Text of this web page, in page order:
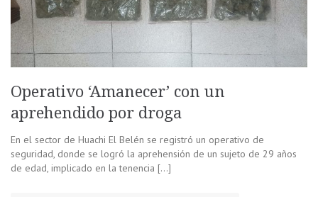
Operativo ‘Amanecer’ con un
aprehendido por droga
En el sector de Huachi El Belén se registró un operativo de
seguridad, donde se logró la aprehensión de un sujeto de 29 años
de edad, implicado en la tenencia […]